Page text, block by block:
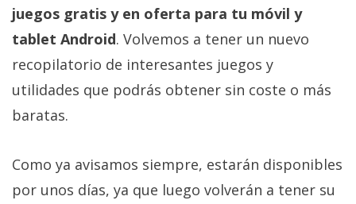
juegos gratis y en oferta para tu móvil y
tablet Android. Volvemos a tener un nuevo
recopilatorio de interesantes juegos y
utilidades que podrás obtener sin coste o más
baratas.
Como ya avisamos siempre, estarán disponibles
por unos días, ya que luego volverán a tener su